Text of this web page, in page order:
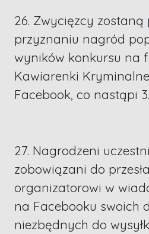
26. Zwycięzcy
przyznaniu nagród
wyników konkursu na
Kawiarenki
Facebook, co nastąpi
27. Nagrodzeni
zobowiązani do
organizatorowi w
na Facebooku swoich
niezbędnych do